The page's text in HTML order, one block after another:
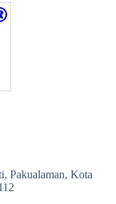
Pakualaman, Kota